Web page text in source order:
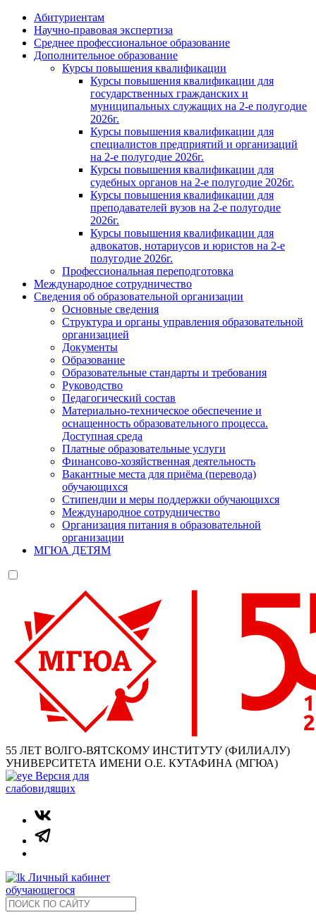
Абитуриентам
Научно-правовая экспертиза
Cреднее профессиональное образование
Дополнительное образование
Курсы повышения квалификации
Курсы повышения квалификации для
государственных гражданских и
муниципальных служащих на 2-е полугодие
2026г.
Курсы повышения квалификации для
специалистов предприятий и организаций
на 2-е полугодие 2026г.
Курсы повышения квалификации для
судебных органов на 2-е полугодие 2026г.
Курсы повышения квалификации для
преподавателей вузов на 2-е полугодие
2026г.
Курсы повышения квалификации для
адвокатов, нотариусов и юристов на 2-е
полугодие 2026г.
Профессиональная переподготовка
Международное сотрудничество
Сведения об образовательной организации
Основные сведения
Структура и органы управления образовательной
организацией
Документы
Образование
Образовательные стандарты и требования
Руководство
Педагогический состав
Материально-техническое обеспечение и
оснащенность образовательного процесса.
Доступная среда
Платные образовательные услуги
Финансово-хозяйственная деятельность
Вакантные места для приёма (перевода)
обучающихся
Стипендии и меры поддержки обучающихся
Международное сотрудничество
Организация питания в образовательной
организации
МГЮА ДЕТЯМ
55 ЛЕТ ВОЛГО-ВЯТСКОМУ ИНСТИТУТУ (ФИЛИАЛУ)
УНИВЕРСИТЕТА ИМЕНИ О.Е. КУТАФИНА (МГЮА)
Версия для
слабовидящих
Личный кабинет
обучающегося